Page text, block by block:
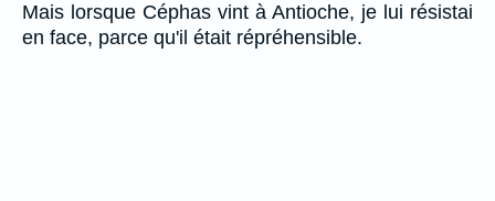
Mais lorsque Céphas vint à Antioche, je lui résistai
en face, parce qu'il était répréhensible.